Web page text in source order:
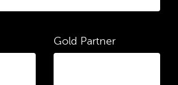
Gold Partner